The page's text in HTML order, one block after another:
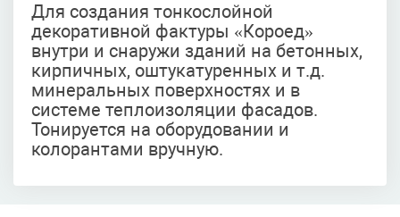
Для создания тонкослойной
декоративной фактуры «Короед»
внутри и снаружи зданий на бетонных,
кирпичных, оштукатуренных и т.д.
минеральных поверхностях и в
системе теплоизоляции фасадов.
Тонируется на оборудовании и
колорантами вручную.